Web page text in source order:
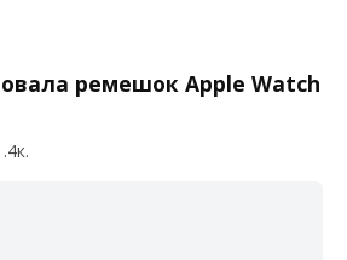
ремешок Apple Watch